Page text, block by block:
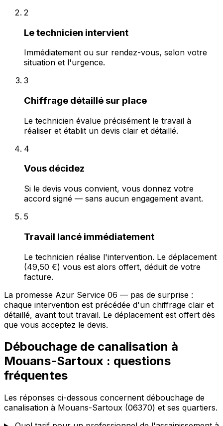
2
Le technicien intervient
Immédiatement ou sur rendez-vous, selon votre
situation et l'urgence.
3
Chiffrage détaillé sur place
Le technicien évalue précisément le travail à
réaliser et établit un devis clair et détaillé.
4
Vous décidez
Si le devis vous convient, vous donnez votre
accord signé — sans aucun engagement avant.
5
Travail lancé immédiatement
Le technicien réalise l'intervention. Le déplacement
(49,50 €) vous est alors offert, déduit de votre
facture.
La promesse Azur Service 06 — pas de surprise :
chaque intervention est précédée d'un chiffrage clair et
détaillé, avant tout travail. Le déplacement est offert dès
que vous acceptez le devis.
Débouchage de canalisation à
Mouans-Sartoux : questions
fréquentes
Les réponses ci-dessous concernent débouchage de
canalisation à Mouans-Sartoux (06370) et ses quartiers.